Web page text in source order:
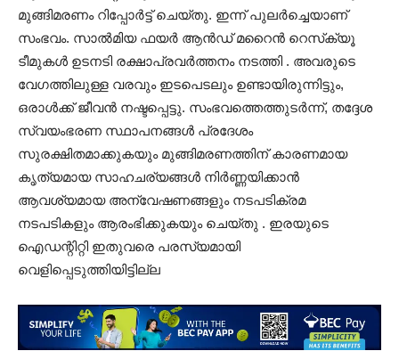
മുങ്ങിമരണം റിപ്പോർട്ട് ചെയ്തു. ഇന്ന് പുലർച്ചെയാണ്
സംഭവം. സാൽമിയ ഫയർ ആൻഡ് മറൈൻ റെസ്‌ക്യൂ
ടീമുകൾ ഉടനടി രക്ഷാപ്രവർത്തനം നടത്തി . അവരുടെ
വേഗത്തിലുള്ള വരവും ഇടപെടലും ഉണ്ടായിരുന്നിട്ടും,
ഒരാൾക്ക് ജീവൻ നഷ്ടപ്പെട്ടു. സംഭവത്തെത്തുടർന്ന്, തദ്ദേശ
സ്വയംഭരണ സ്ഥാപനങ്ങൾ പ്രദേശം
സുരക്ഷിതമാക്കുകയും മുങ്ങിമരണത്തിന് കാരണമായ
കൃത്യമായ സാഹചര്യങ്ങൾ നിർണ്ണയിക്കാൻ
ആവശ്യമായ അന്വേഷണങ്ങളും നടപടിക്രമ
നടപടികളും ആരംഭിക്കുകയും ചെയ്തു . ഇരയുടെ
ഐഡന്റിറ്റി ഇതുവരെ പരസ്യമായി
വെളിപ്പെടുത്തിയിട്ടില്ല